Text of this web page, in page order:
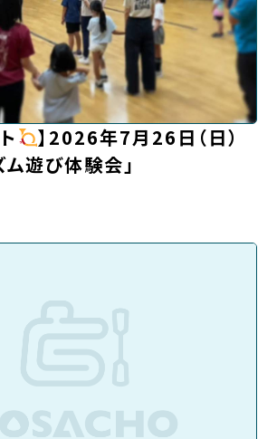
】2026年7月26日（日）
ム遊び体験会」